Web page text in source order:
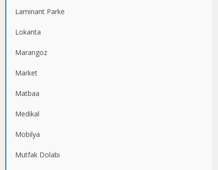
Laminant Parke
Lokanta
Marangoz
Market
Matbaa
Medikal
Mobilya
Mutfak Dolabı